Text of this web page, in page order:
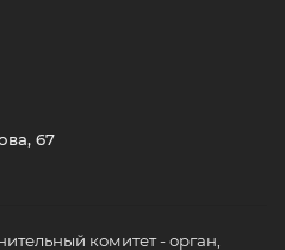
67
комитет - орган,